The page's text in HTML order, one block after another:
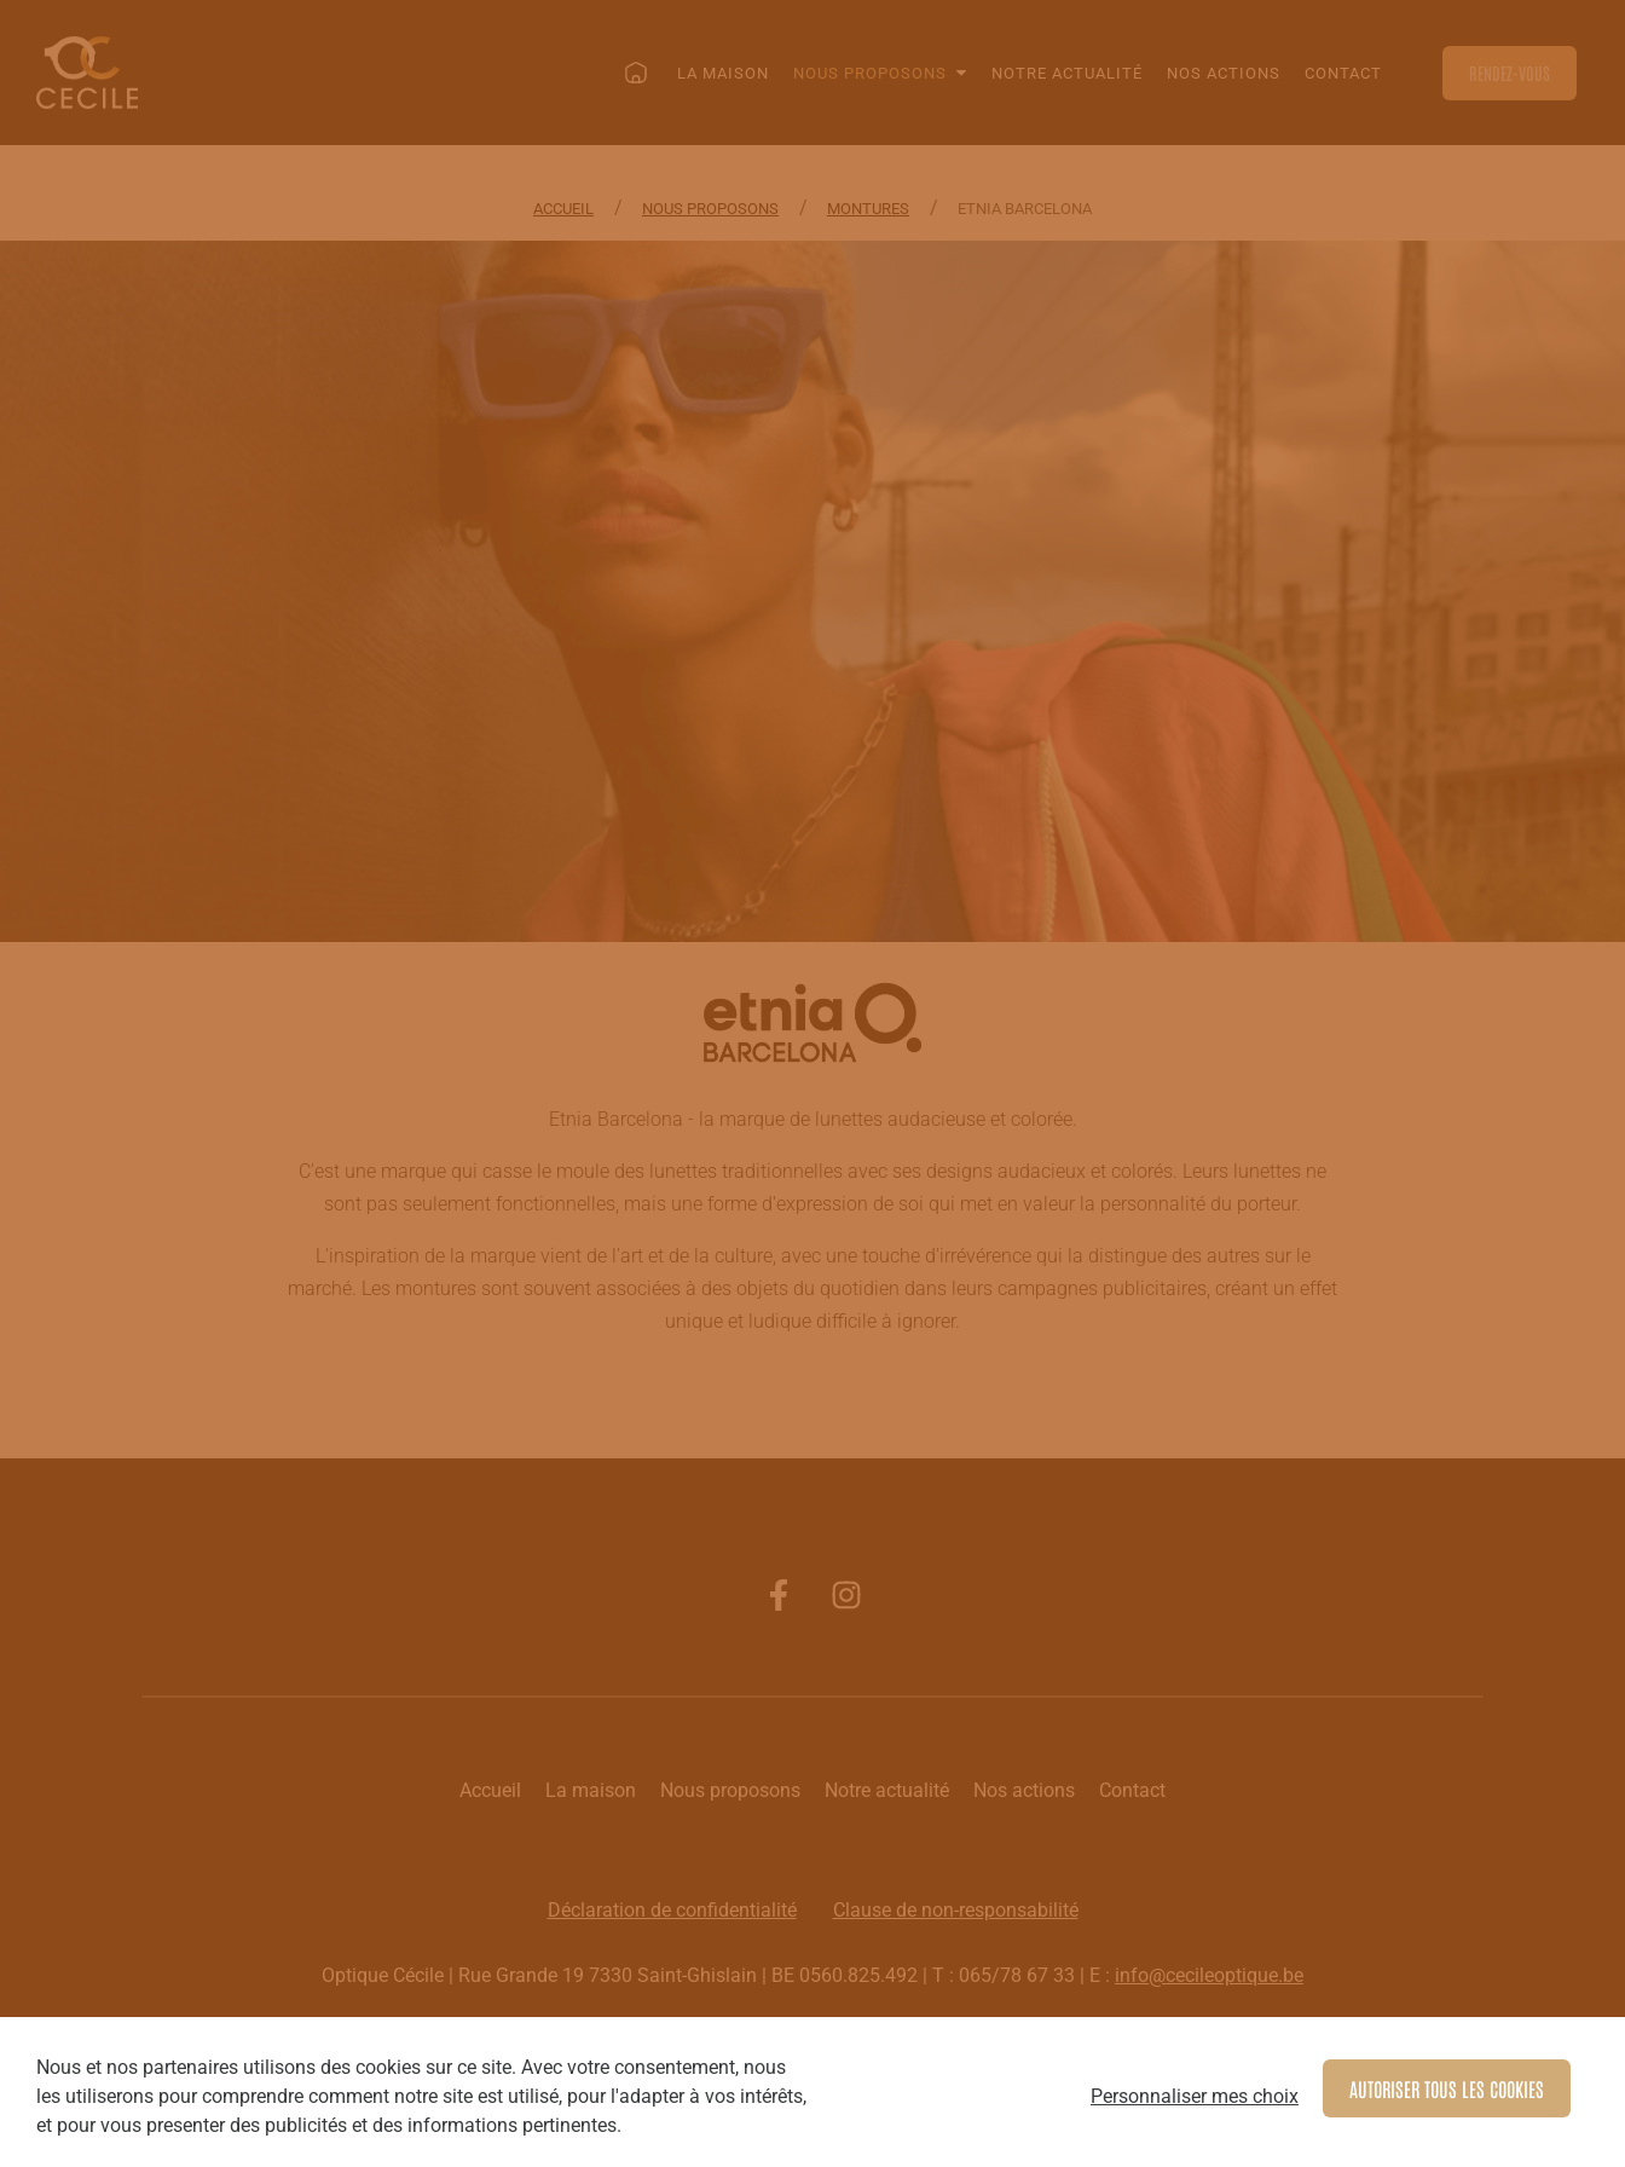
LA MAISON NOUS PROPOSONS NOTRE ACTUALITÉ NOS ACTIONS CONTACT RENDEZ-VOUS
ACCUEIL / NOUS PROPOSONS / MONTURES / ETNIA BARCELONA
Etnia Barcelona - la marque de lunettes audacieuse et colorée.
C'est une marque qui casse le moule des lunettes traditionnelles avec ses designs audacieux et colorés. Leurs lunettes ne
sont pas seulement fonctionnelles, mais une forme d'expression de soi qui met en valeur la personnalité du porteur.
L'inspiration de la marque vient de l'art et de la culture, avec une touche d'irrévérence qui la distingue des autres sur le
marché. Les montures sont souvent associées à des objets du quotidien dans leurs campagnes publicitaires, créant un effet
unique et ludique difficile à ignorer.
Accueil La maison Nous proposons Notre actualité Nos actions Contact
Déclaration de confidentialité Clause de non-responsabilité
Optique Cécile | Rue Grande 19 7330 Saint-Ghislain | BE 0560.825.492 | T : 065/78 67 33 | E : info@cecileoptique.be
Nous et nos partenaires utilisons des cookies sur ce site. Avec votre consentement, nous
les utiliserons pour comprendre comment notre site est utilisé, pour l'adapter à vos intérêts,
et pour vous presenter des publicités et des informations pertinentes.
Personnaliser mes choix AUTORISER TOUS LES COOKIES